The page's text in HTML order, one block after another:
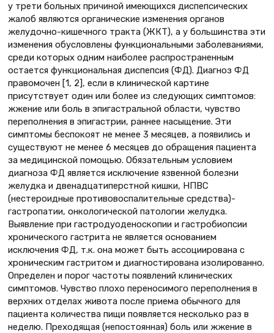
у трети больных причиной имеющихся диспепсических
жалоб являются органические изменения органов
желудочно-кишечного тракта (ЖКТ), а у большинства эти
изменения обусловлены функ­циональными заболеваниями,
среди которых одним наиболее распространенным
остается функциональная диспепсия (ФД). Диагноз ФД
правомочен [1, 2], если в клинической картине
присутствует один или более из следующих симптомов:
жжение или боль в эпигастральной области, чувство
переполнения в эпигастрии, раннее насыщение. Эти
симптомы беспокоят не менее 3 месяцев, а появились и
существуют не менее 6 месяцев до обращения пациента
за медицинской помощью. Обязательным условием
диагноза ФД является исклю­чение язвенной болезни
желудка и двенадцатиперстной кишки, НПВС
(нестероидные противовоспалительные средства)-
гастропатии, онкологической патологии желудка.
Выявление при гастродуоденоскопии и гастробиопсии
хронического гастрита не является основанием
исключения ФД, т.к. она может быть ассоциирована с
хроническим гастритом и диагностирована изолированно.
Определен и порог частоты появлений клинических
симптомов. Чувство плохо переносимого переполнения в
верхних отделах живота после приема обычного для
пациента количества пищи появляется несколько раз в
неделю. Преходящая (непостоянная) боль или жжение в